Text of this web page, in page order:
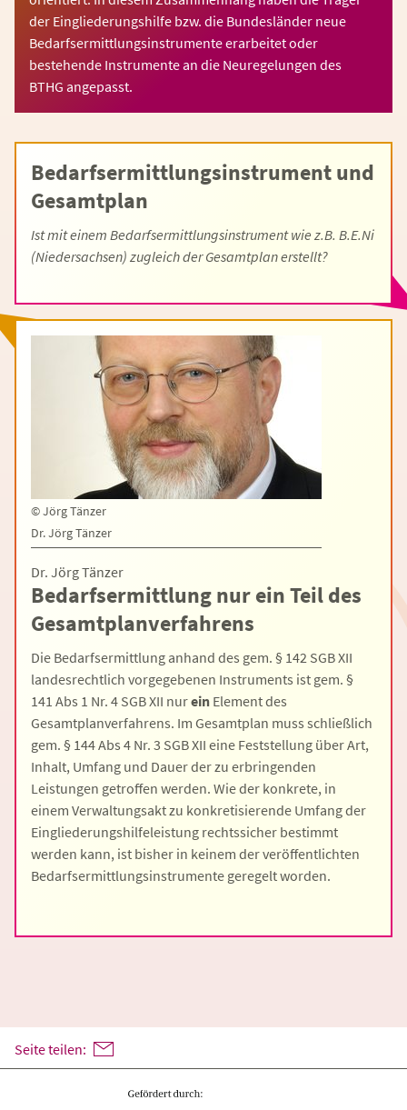
der Eingliederungshilfe bzw. die Bundesländer neue
Bedarfsermittlungsinstrumente erarbeitet oder
bestehende Instrumente an die Neuregelungen des
BTHG angepasst.
Bedarfsermittlungsinstrument und
Gesamtplan
Ist mit einem Bedarfsermittlungsinstrument wie z.B. B.E.Ni
(Niedersachsen) zugleich der Gesamtplan erstellt?
©Jörg Tänzer
Dr. Jörg Tänzer
Dr. Jörg Tänzer
Bedarfsermittlung nur ein Teil des
Gesamtplanverfahrens
Die Bedarfsermittlung anhand des gem. § 142 SGB XII
landesrechtlich vorgegebenen Instruments ist gem. §
141 Abs 1 Nr. 4 SGB XII nurein Element des
Gesamtplanverfahrens. Im Gesamtplan muss schließlich
gem. § 144 Abs 4 Nr. 3 SGB XII eine Feststellung über Art,
Inhalt, Umfang und Dauer der zu erbringenden
Leistungen getroffen werden. Wie der konkrete, in
einem Verwaltungsakt zu konkretisierende Umfang der
Eingliederungshilfeleistung rechtssicher bestimmt
werden kann, ist bisher in keinem der veröffentlichten
Bedarfsermittlungsinstrumente geregelt worden.
Seite teilen: